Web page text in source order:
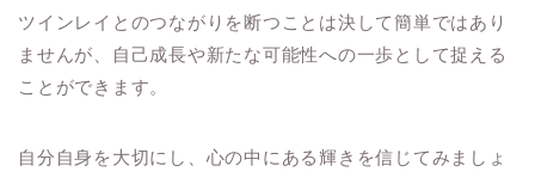
ツインレイとのつながりを断つことは決して簡単ではあり
ませんが、自己成長や新たな可能性への一歩として捉える
ことができます。
自分自身を大切にし、心の中にある輝きを信じてみましょ